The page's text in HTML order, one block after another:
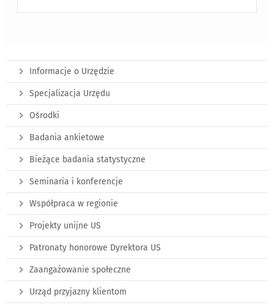
Informacje o Urzędzie
Specjalizacja Urzędu
Ośrodki
Badania ankietowe
Bieżące badania statystyczne
Seminaria i konferencje
Współpraca w regionie
Projekty unijne US
Patronaty honorowe Dyrektora US
Zaangażowanie społeczne
Urząd przyjazny klientom